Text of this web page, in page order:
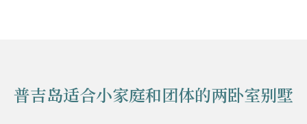
普吉岛适合小家庭和团体的两卧室别墅